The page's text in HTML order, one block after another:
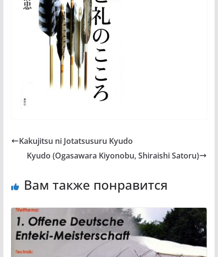
Kakujitsu ni Jotatsusuru Kyudo
Kyudo (Ogasawara Kiyonobu, Shiraishi Satoru)
Вам также понравится